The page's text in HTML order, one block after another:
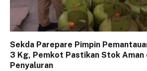
Sekda Parepare Pimpin
3 Kg, Pemkot Pastikan Stok Aman
Penyaluran